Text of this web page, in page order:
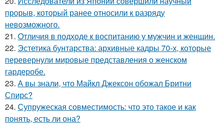
прорыв, который ранее относили к разряду
невозможного.
21. Oтличия в подходе к воспитанию у мужчин и женщин.
22. Эстетика бунтарства: архивные кадры 70-х, которые
перевернули мировые представления о женском
гардеробе.
23. А вы знали, что Майкл Джексон обожал Бритни
Спирс?
24. Супружеская совместимость: что это такое и как
понять, есть ли она?